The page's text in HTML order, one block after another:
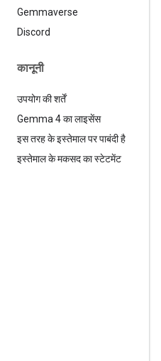
Gemmaverse
Discord
कानूनी
उपयोग की शर्तें
Gemma 4 का लाइसेंस
इस तरह के इस्तेमाल पर पाबंदी है
इस्तेमाल के मकसद का स्टेटमेंट